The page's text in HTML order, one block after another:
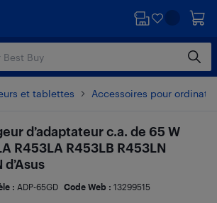
et tablettes Accessoires pour
d’adaptateur c.a. de 65 W
R453LA R453LB R453LN
: ADP-65GD Code Web : 13299515